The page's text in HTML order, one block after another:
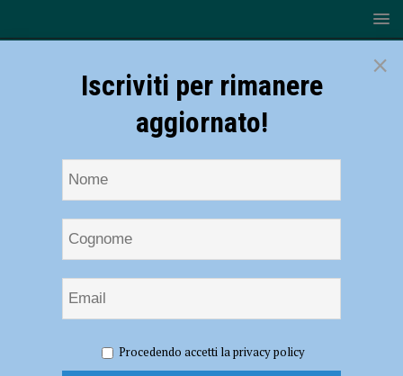
line alle mense scolastiche, entro il 4 settembre le richieste
×
Iscriviti per rimanere
aggiornato!
Procedendo accetti la privacy policy